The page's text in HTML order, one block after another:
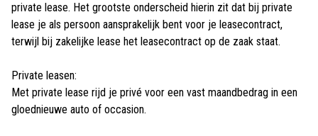
private lease. Het grootste onderscheid hierin zit dat bij private
lease je als persoon aansprakelijk bent voor je leasecontract,
terwijl bij zakelijke lease het leasecontract op de zaak staat.
Private leasen:
Met private lease rijd je privé voor een vast maandbedrag in een
gloednieuwe auto of occasion.